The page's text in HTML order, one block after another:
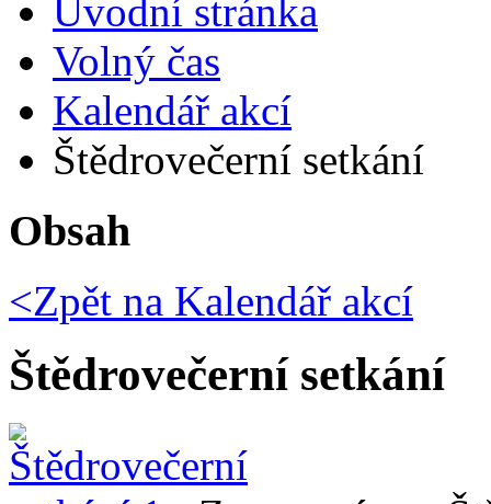
Úvodní stránka
Volný čas
Kalendář akcí
Štědrovečerní setkání
Obsah
<Zpět na Kalendář akcí
Štědrovečerní setkání